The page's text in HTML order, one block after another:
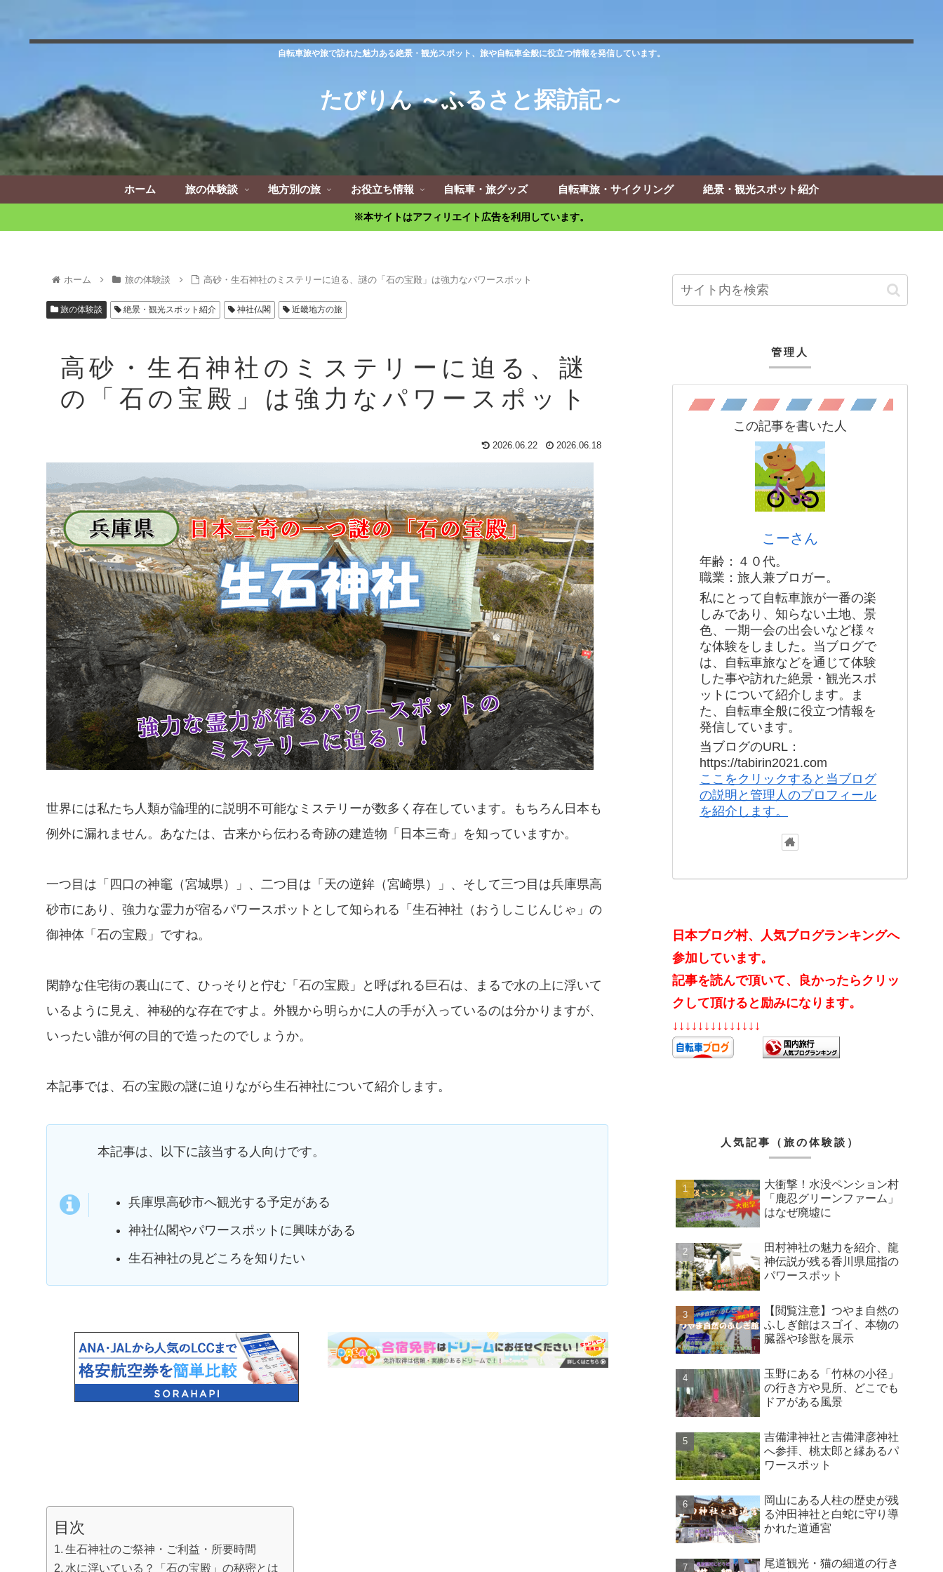
自転車旅や旅で訪れた魅力ある絶景・観光スポット、旅や自転車全般に役立つ情報を発信しています。
たびりん ～ふるさと探訪記～
ホーム 旅の体験談 地方別の旅 お役立ち情報 自転車・旅グッズ 自転車旅・サイクリング 絶景・観光スポット紹介
※本サイトはアフィリエイト広告を利用しています。
ホーム 旅の体験談 高砂・生石神社のミステリーに迫る、謎の「石の宝殿」は強力なパワースポット
旅の体験談 絶景・観光スポット紹介 神社仏閣 近畿地方の旅
高砂・生石神社のミステリーに迫る、謎
の「石の宝殿」は強力なパワースポット
2026.06.22 2026.06.18
世界には私たち人類が論理的に説明不可能なミステリーが数多く存在しています。もちろん日本も
例外に漏れません。あなたは、古来から伝わる奇跡の建造物「日本三奇」を知っていますか。
一つ目は「四口の神竈（宮城県）」、二つ目は「天の逆鉾（宮崎県）」、そして三つ目は兵庫県高
砂市にあり、強力な霊力が宿るパワースポットとして知られる「生石神社（おうしこじんじゃ」の
御神体「石の宝殿」ですね。
閑静な住宅街の裏山にて、ひっそりと佇む「石の宝殿」と呼ばれる巨石は、まるで水の上に浮いて
いるように見え、神秘的な存在ですよ。外観から明らかに人の手が入っているのは分かりますが、
いったい誰が何の目的で造ったのでしょうか。
本記事では、石の宝殿の謎に迫りながら生石神社について紹介します。
本記事は、以下に該当する人向けです。
兵庫県高砂市へ観光する予定がある
神社仏閣やパワースポットに興味がある
生石神社の見どころを知りたい
目次
生石神社のご祭神・ご利益・所要時間
水に浮いている？「石の宝殿」の秘密とは
管理人
この記事を書いた人
こーさん
年齢：４０代。
職業：旅人兼ブロガー。
私にとって自転車旅が一番の楽
しみであり、知らない土地、景
色、一期一会の出会いなど様々
な体験をしました。当ブログで
は、自転車旅などを通じて体験
した事や訪れた絶景・観光スポ
ットについて紹介します。ま
た、自転車全般に役立つ情報を
発信しています。
当ブログのURL：
https://tabirin2021.com
ここをクリックすると当ブログ
の説明と管理人のプロフィール
を紹介します。
日本ブログ村、人気ブログランキングへ
参加しています。
記事を読んで頂いて、良かったらクリッ
クして頂けると励みになります。
↓↓↓↓↓↓↓↓↓↓↓↓↓↓
人気記事（旅の体験談）
大衝撃！水没ペンション村
「鹿忍グリーンファーム」
はなぜ廃墟に
田村神社の魅力を紹介、龍
神伝説が残る香川県屈指の
パワースポット
【閲覧注意】つやま自然の
ふしぎ館はスゴイ、本物の
臓器や珍獣を展示
玉野にある「竹林の小径」
の行き方や見所、どこでも
ドアがある風景
吉備津神社と吉備津彦神社
へ参拝、桃太郎と縁あるパ
ワースポット
岡山にある人柱の歴史が残
る沖田神社と白蛇に守り導
かれた道通宮
尾道観光・猫の細道の行き